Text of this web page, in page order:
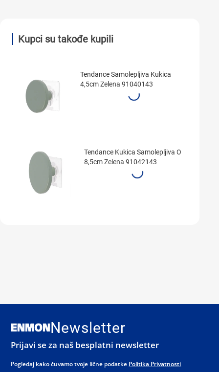
Kupci su takođe kupili
Tendance Samolepljiva Kukica
4,5cm Zelena 91040143
Tendance Kukica Samolepljiva O
8,5cm Zelena 91042143
Newsletter
Prijavi se za naš besplatni newsletter
Pogledaj kako čuvamo tvoje lične podatke Politika Privatnosti